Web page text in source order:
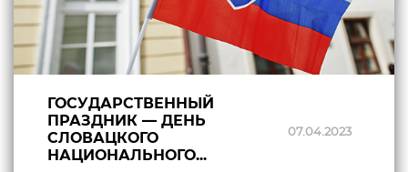
ГОСУДАРСТВЕННЫЙ
ПРАЗДНИК — ДЕНЬ
СЛОВАЦКОГО
НАЦИОНАЛЬНОГО...
07.04.2023